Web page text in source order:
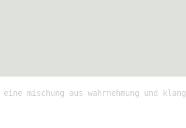
mischung aus wahrnehmung und klang